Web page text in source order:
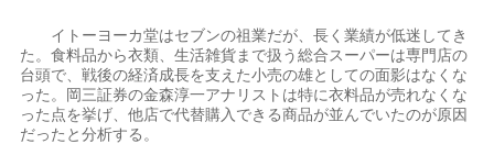
イトーヨーカ堂はセブンの祖業だが、長く業績が低迷してき
た。食料品から衣類、生活雑貨まで扱う総合スーパーは専門店の
台頭で、戦後の経済成長を支えた小売の雄としての面影はなくな
った。岡三証券の金森淳一アナリストは特に衣料品が売れなくな
った点を挙げ、他店で代替購入できる商品が並んでいたのが原因
だったと分析する。